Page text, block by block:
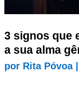
3 signos que
a sua alma
por Rita Póvoa|